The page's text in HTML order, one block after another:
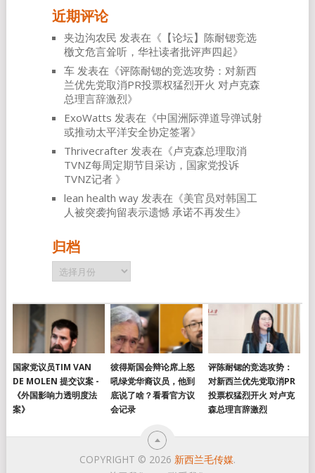
近期评论
夹边沟农民 发表在《 【论坛】陈耐锶竞选
檄文危言耸听，华社读者批评声四起》
车发表在《评陈耐锶的竞选攻势：对新西
兰优先党取消PR投票权猛烈开火 对卢克森
总理言辞激烈》
ExoWatts 发表在《中国洲际弹道导弹试射
或推动太平洋安全协定签署》
Thrivecrafter发表在《卢克森总理取消
TVNZ每周定期节目采访，国家党投诉
TVNZ记者 》
lean health way发表在《美官员对韩国工
人被突袭拘留表示遗憾 承诺不再发生》
归档
归
档
国家党议员TIM VAN
DE MOLEN 提交议案 -
《外国影响力透明度法
案》
彼得斯国会辩论席上怒
吼绿党华裔议员，他到
底说了啥？看看官方议
会记录
评陈耐锶的竞选攻势：
对新西兰优先党取消PR
投票权猛烈开火 对卢克
森总理言辞激烈
COPYRIGHT © 2026 新西兰毛传媒.